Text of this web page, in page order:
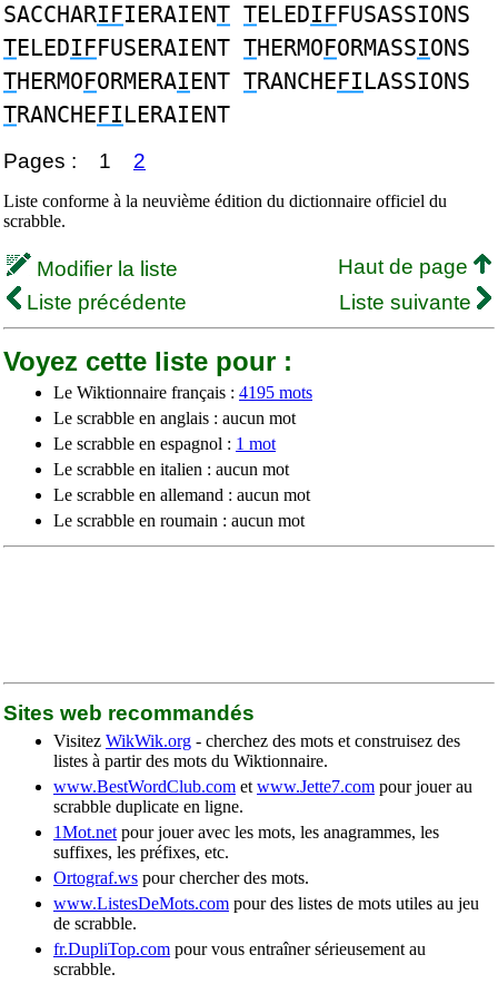
SACCHARIFIERAIENT TELEDIFFUSASSIONS
TELEDIFFUSERAIENT THERMOFORMASSIONS
THERMOFORMERAIENT TRANCHEFILASSIONS
TRANCHEFILERAIENT
Pages : 1 2
Liste conforme à la neuvième édition du dictionnaire officiel du
scrabble.
Modifier la liste
Haut de page
Liste précédente
Liste suivante
Voyez cette liste pour :
Le Wiktionnaire français : 4195 mots
Le scrabble en anglais : aucun mot
Le scrabble en espagnol : 1 mot
Le scrabble en italien : aucun mot
Le scrabble en allemand : aucun mot
Le scrabble en roumain : aucun mot
Sites web recommandés
Visitez WikWik.org - cherchez des mots et construisez des
listes à partir des mots du Wiktionnaire.
www.BestWordClub.com et www.Jette7.com pour jouer au
scrabble duplicate en ligne.
1Mot.net pour jouer avec les mots, les anagrammes, les
suffixes, les préfixes, etc.
Ortograf.ws pour chercher des mots.
www.ListesDeMots.com pour des listes de mots utiles au jeu
de scrabble.
fr.DupliTop.com pour vous entraîner sérieusement au
scrabble.